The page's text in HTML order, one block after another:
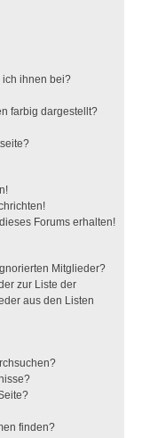
ich ihnen bei?
farbig dargestellt?
Forums erhalten!
Mitglieder?
zur Liste der
aus den Listen
finden?